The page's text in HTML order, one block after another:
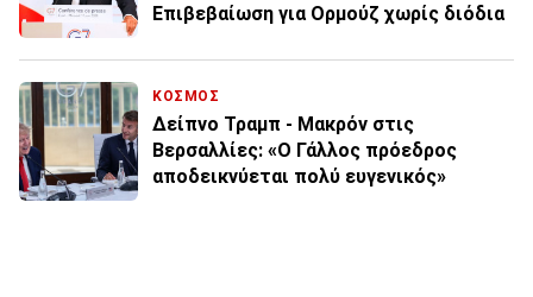
Επιβεβαίωση για Ορμούζ χωρίς διόδια
ΚΟΣΜΟΣ
Δείπνο Τραμπ - Μακρόν στις
Βερσαλλίες: «Ο Γάλλος πρόεδρος
αποδεικνύεται πολύ ευγενικός»